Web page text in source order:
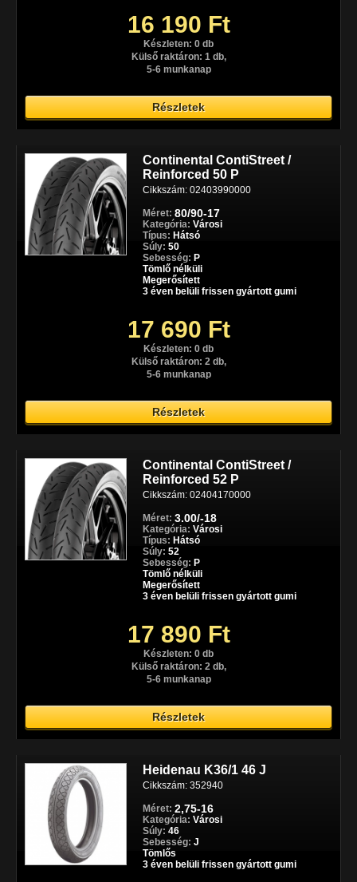
16 190 Ft
Készleten: 0 db
Külső raktáron: 1 db,
5-6 munkanap
Részletek
Continental ContiStreet /
Reinforced 50 P
Cikkszám: 02403990000
Méret: 80/90-17
Kategória: Városi
Típus: Hátsó
Súly: 50
Sebesség: P
Tömlő nélküli
Megerősített
3 éven belüli frissen gyártott gumi
17 690 Ft
Készleten: 0 db
Külső raktáron: 2 db,
5-6 munkanap
Részletek
Continental ContiStreet /
Reinforced 52 P
Cikkszám: 02404170000
Méret: 3.00/-18
Kategória: Városi
Típus: Hátsó
Súly: 52
Sebesség: P
Tömlő nélküli
Megerősített
3 éven belüli frissen gyártott gumi
17 890 Ft
Készleten: 0 db
Külső raktáron: 2 db,
5-6 munkanap
Részletek
Heidenau K36/1 46 J
Cikkszám: 352940
Méret: 2,75-16
Kategória: Városi
Súly: 46
Sebesség: J
Tömlős
3 éven belüli frissen gyártott gumi